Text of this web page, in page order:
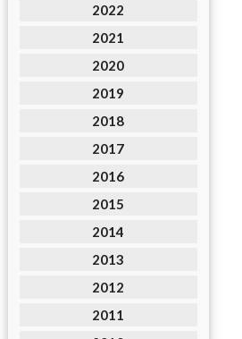
2022
2021
2020
2019
2018
2017
2016
2015
2014
2013
2012
2011